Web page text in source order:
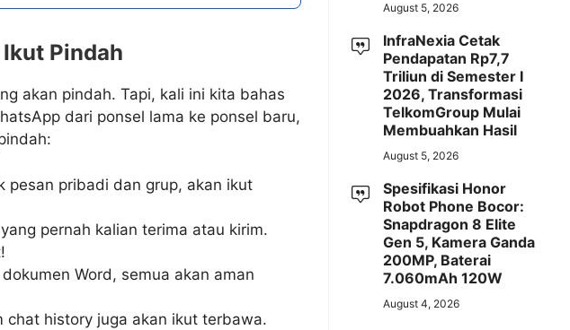
Pindah
akan pindah. Tapi, kali ini kita bahas
dari ponsel lama ke ponsel baru,
pesan pribadi dan grup, akan ikut
pernah kalian terima atau kirim.
Word, semua akan aman
chat history juga akan ikut terbawa.
August 5, 2026
InfraNexia Cetak
Pendapatan Rp7,7
Triliun di Semester I
2026, Transformasi
TelkomGroup Mulai
Membuahkan Hasil
August 5, 2026
Spesifikasi Honor
Robot Phone Bocor:
Snapdragon 8 Elite
Gen 5, Kamera Ganda
200MP, Baterai
7.060mAh 120W
August 4, 2026